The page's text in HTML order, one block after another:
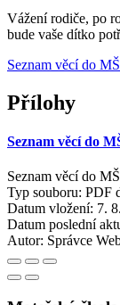
Vážení rodiče, po
bude vaše dítko
Seznam věcí do
Přílohy
Seznam věcí do
Seznam věcí do
Typ souboru: PDF
Datum vložení: 7.
Datum poslední
Autor: Správce